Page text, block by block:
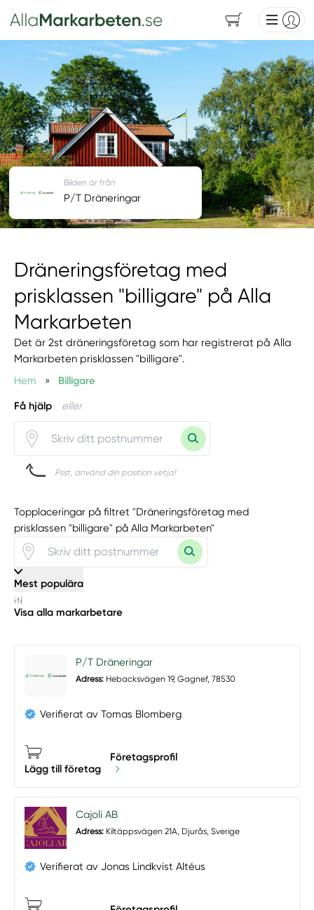
Dräneringsföretag med
prisklassen "billigare" på Alla
Markarbeten
Det är 2st dräneringsföretag som har registrerat på Alla
Markarbeten prisklassen "billigare".
Hem
» Billigare
Få hjälp eller
Psst, använd din position vetja!
Bilden är från
P/T Dräneringar
Topplaceringar på filtret "Dräneringsföretag med
prisklassen "billigare" på Alla Markarbeten"
Mest populära
Visa alla markarbetare
P/T Dräneringar
Adress: Hebacksvägen 19, Gagnef, 78530
Verifierat av Tomas Blomberg
Lägg till företag
Företagsprofil
Cajoli AB
Adress: Kiltäppsvägen 21A, Djurås, Sverige
Verifierat av Jonas Lindkvist Altéus